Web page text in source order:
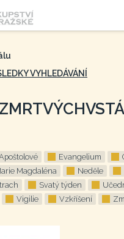
VYHLEDÁVÁNÍ
Evangelium
Magdaléna Neděle
Svatý týden
Vigilie Vzkříšení